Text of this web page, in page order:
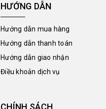
HƯỚNG DẪN
Hướng dẫn mua hàng
Hướng dẫn thanh toán
Hướng dẫn giao nhận
Điều khoản dịch vụ
CHÍNH SÁCH